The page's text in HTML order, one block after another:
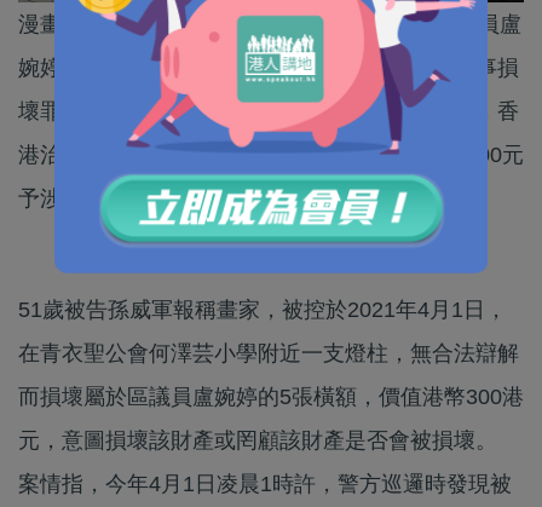
漫畫家孫威軍今年4月在青衣破壞5張民建聯區議員盧
婉婷的橫額，今日在西九龍裁判法院承認一項刑事損
壞罪。裁判官陳慧敏直斥被告，「個個好似你咁，香
港治安就會大亂」，終判其罰款3千元，兼賠償300元
予涉事區議員。
51歲被告孫威軍報稱畫家，被控於2021年4月1日，
在青衣聖公會何澤芸小學附近一支燈柱，無合法辯解
而損壞屬於區議員盧婉婷的5張橫額，價值港幣300港
元，意圖損壞該財產或罔顧該財產是否會被損壞。
案情指，今年4月1日凌晨1時許，警方巡邏時發現被